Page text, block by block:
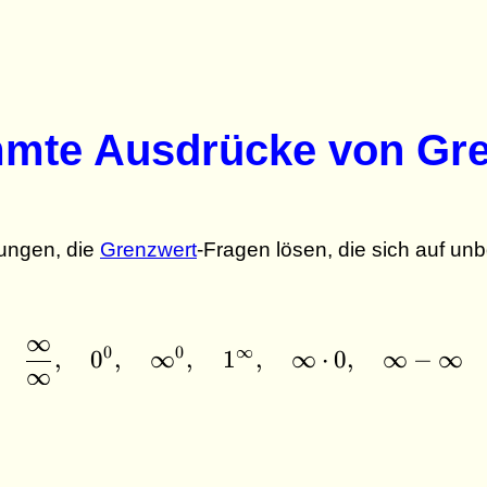
Ausdrücke von
die Grenzwert-Fragen lösen, die sich auf
∞
∞
, 00, ∞0, 1∞ , ∞ ⋅ 0, ∞ − ∞